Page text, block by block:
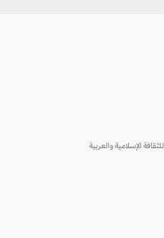
للثقافة الإسلامية والعربية